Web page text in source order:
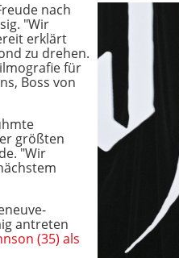
nach
"Wir
erklärt
zu drehen.
für
Boss von
größten
"Wir
antreten
(35) als